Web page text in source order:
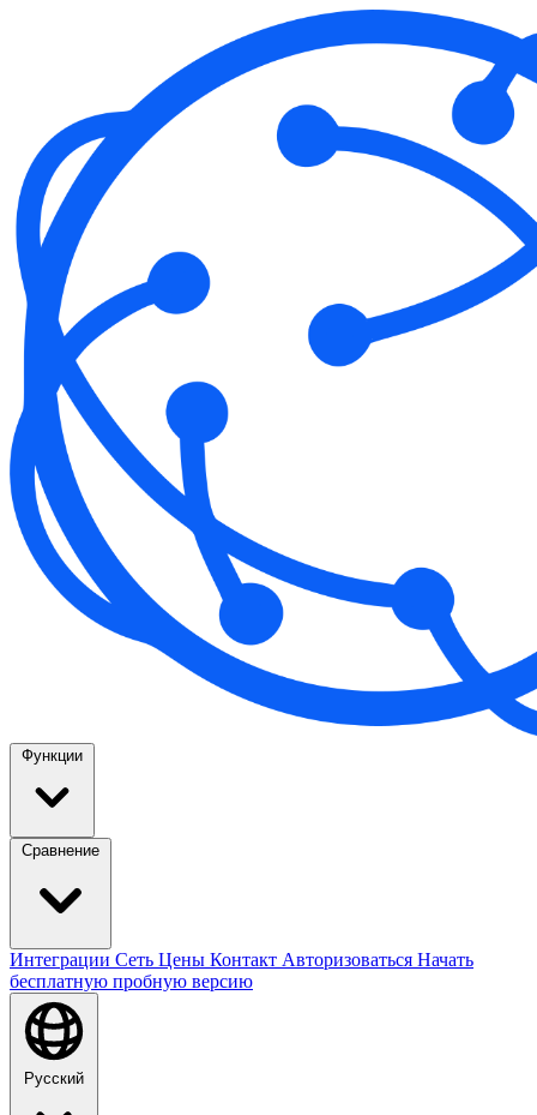
Функции
Сравнение
Интеграции Сеть Цены Контакт Авторизоваться Начать
бесплатную пробную версию
Русский